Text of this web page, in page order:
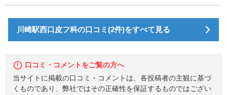
川崎駅西口皮フ科の口コミ(2件)をすべて見る
口コミ・コメントをご覧の方へ
当サイトに掲載の口コミ・コメントは、各投稿者の主観に基づ
くものであり、弊社ではその正確性を保証するものではござい